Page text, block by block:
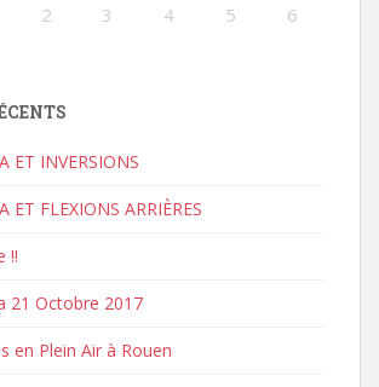
2 3 4 5 6
ET INVERSIONS
ET FLEXIONS ARRIÈRES
!!
21 Octobre 2017
en Plein Air à Rouen